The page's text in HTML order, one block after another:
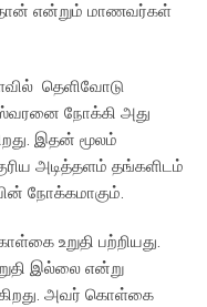
என்றும் மாணவர்கள்
தெளிவோடு
நோக்கி அது
இதன் மூலம்
அடித்தளம் தங்களிடம்
நோக்கமாகும்.
உறுதி பற்றியது.
இல்லை என்று
அவர் கொள்கை